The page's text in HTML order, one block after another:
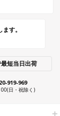
す。
短当日出荷
919-969
日・祝除く)